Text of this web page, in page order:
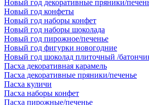
Новый год декоративные пряники/
Новый год конфеты
Новый год наборы конфет
Новый год наборы шоколада
Новый год пирожное/печенье
Новый год фигурки новогодние
Новый год шоколад плиточный /
Пасха декоративная карамель
Пасха декоративные пряники/печенье
Пасха куличи
Пасха наборы конфет
Пасха пирожные/печенье